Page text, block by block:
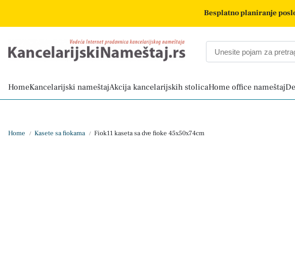
Besplatno planiranje
HomeKancelarijski nameštajAkcija kancelarijskih stolicaHome office nameštaj
Home / Kasete sa fiokama / Fiok11 kaseta sa dve fioke 45x50x74cm